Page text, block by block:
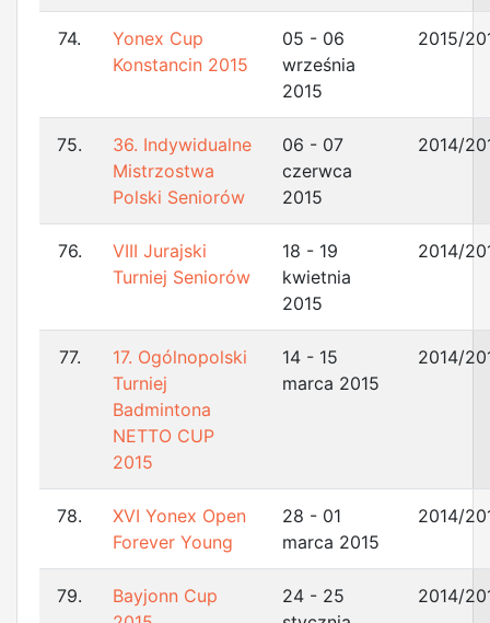
74.
Yonex Cup
Konstancin 2015
05 - 06
września
2015
2015/
75.
36. Indywidualne
Mistrzostwa
Polski Seniorów
06 - 07
czerwca
2015
2014/
76.
VIII Jurajski
Turniej Seniorów
18 - 19
kwietnia
2015
2014/
77.
17. Ogólnopolski
Turniej
Badmintona
NETTO CUP
2015
14 - 15
marca 2015
2014/
78.
XVI Yonex Open
Forever Young
28 - 01
marca 2015
2014/
79.
Bayjonn Cup
24 - 25
2014/